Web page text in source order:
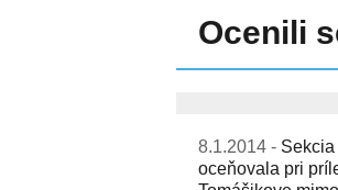
Ocenili
8.1.2014 -
oceňovala pri